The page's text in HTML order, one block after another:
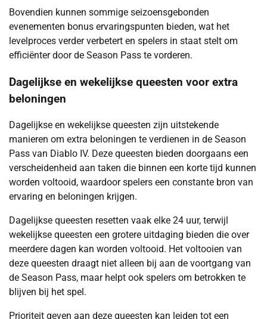
Bovendien kunnen sommige seizoensgebonden
evenementen bonus ervaringspunten bieden, wat het
levelproces verder verbetert en spelers in staat stelt om
efficiënter door de Season Pass te vorderen.
Dagelijkse en wekelijkse queesten voor extra
beloningen
Dagelijkse en wekelijkse queesten zijn uitstekende
manieren om extra beloningen te verdienen in de Season
Pass van Diablo IV. Deze queesten bieden doorgaans een
verscheidenheid aan taken die binnen een korte tijd kunnen
worden voltooid, waardoor spelers een constante bron van
ervaring en beloningen krijgen.
Dagelijkse queesten resetten vaak elke 24 uur, terwijl
wekelijkse queesten een grotere uitdaging bieden die over
meerdere dagen kan worden voltooid. Het voltooien van
deze queesten draagt niet alleen bij aan de voortgang van
de Season Pass, maar helpt ook spelers om betrokken te
blijven bij het spel.
Prioriteit geven aan deze queesten kan leiden tot een